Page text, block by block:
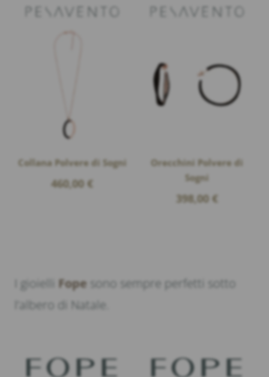
Collana Polvere di Sogni
460,00 €
Orecchini Polvere di
Sogni
398,00 €
I gioielli Fope sono sempre perfetti sotto
l’albero di Natale.